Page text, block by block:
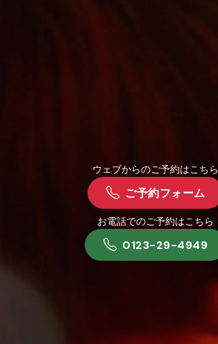
ウェブからのご予約はこちら
ご予約フォーム
お電話でのご予約はこちら
0123-29-4949